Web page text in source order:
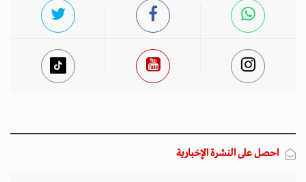
احصل على النشرة الإخبارية